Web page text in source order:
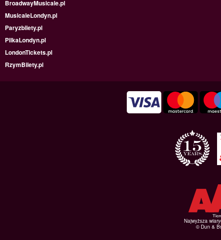
BroadwayMusicale.pl
MusicaleLondyn.pl
Paryzbilety.pl
PilkaLondyn.pl
LondonTickets.pl
RzymBilety.pl
Najwyższa
© Dun &